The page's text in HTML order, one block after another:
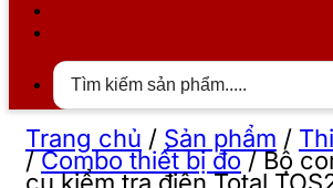
Trang chủ / Sản phẩm /
/Combo thiết bị đo/Bộ